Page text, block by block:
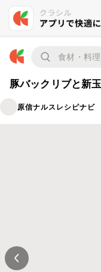
豚バックリブと新
原信ナルスレシピナビ